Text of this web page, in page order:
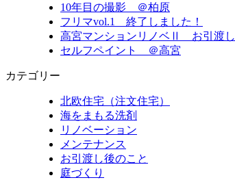
10年目の撮影 ＠柏原
フリマvol.1 終了しました！
高宮マンションリノベⅡ お引渡し
セルフペイント ＠高宮
カテゴリー
北欧住宅（注文住宅）
海をまもる洗剤
リノベーション
メンテナンス
お引渡し後のこと
庭づくり